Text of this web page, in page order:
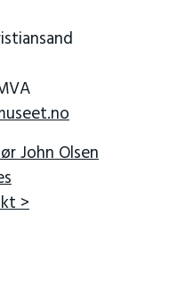
John Olsen
>